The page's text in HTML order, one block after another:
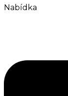
Nabídka